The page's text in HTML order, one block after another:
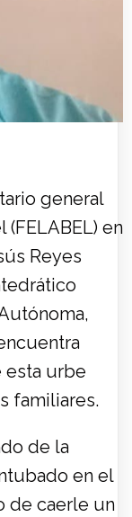
general
en
Reyes
esta urbe
familiares.
de la
en el
de caerle un